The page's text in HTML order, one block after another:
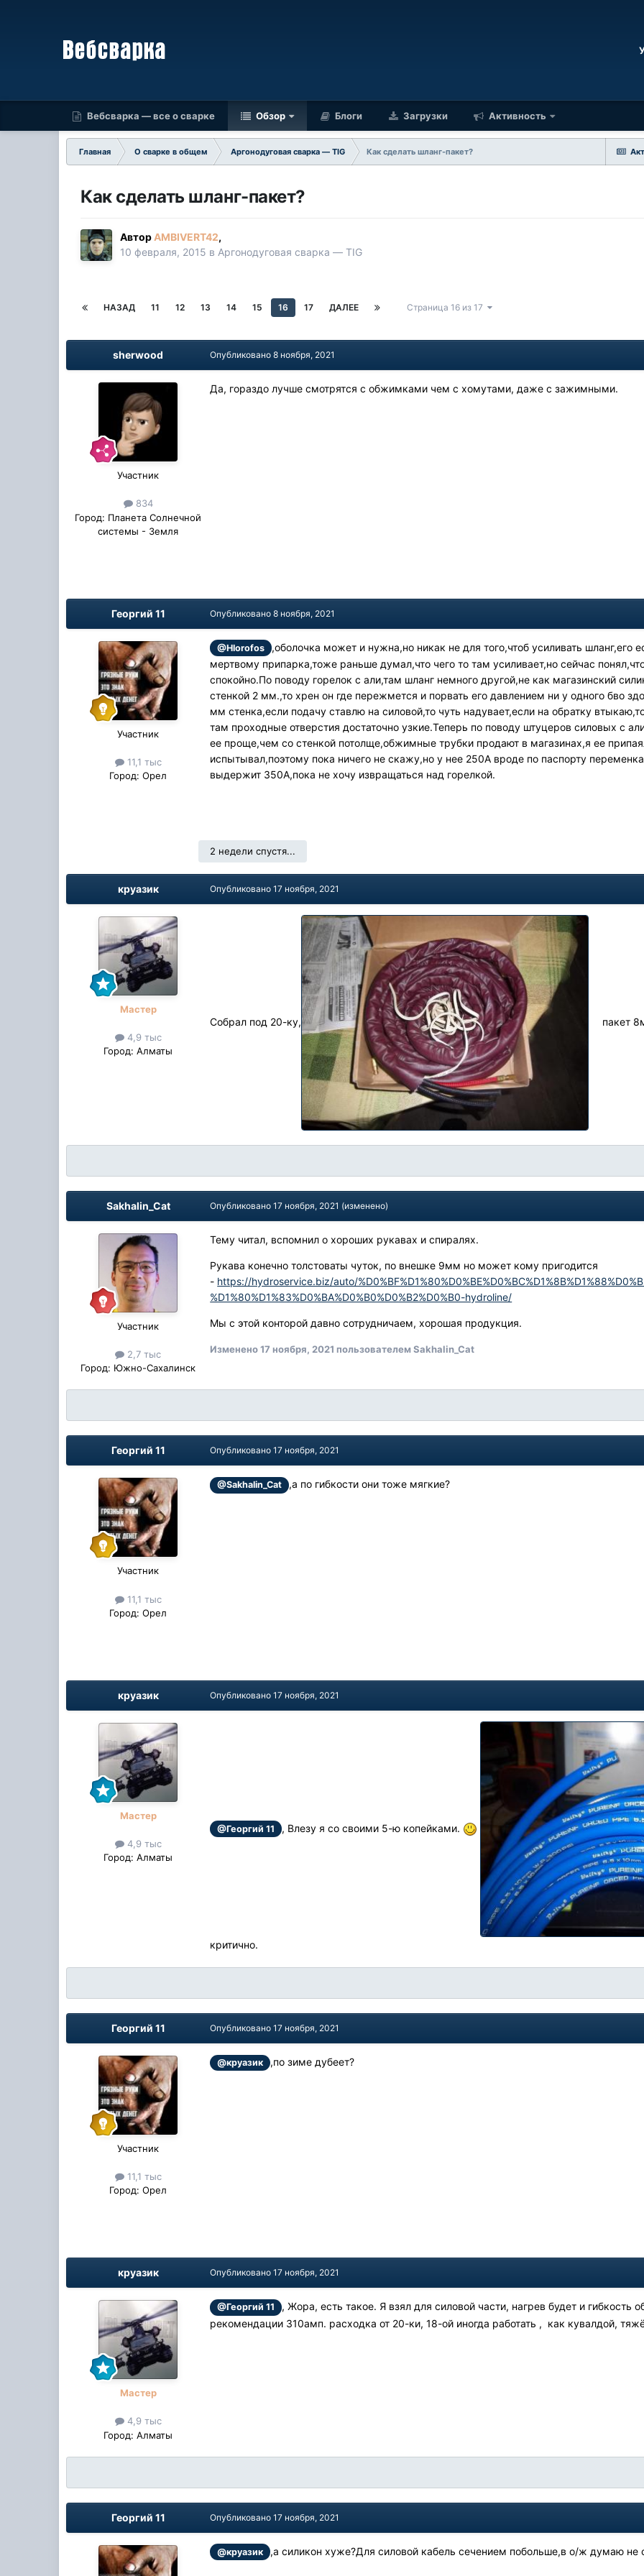
Вебсварка — все о сварке Обзор Блоги Загрузки Активность
Главная О сварке в общем Аргонодуговая сварка — TIG Как сделать шланг-пакет?
Как сделать шланг-пакет?
Автор AMBIVERT42,
10 февраля, 2015 в Аргонодуговая сварка — TIG
НАЗАД 11 12 13 14 15 16 17 ДАЛЕЕ Страница 16 из 17
sherwood
Участник
834
Город: Планета Солнечной
системы - Земля
Опубликовано8 ноября, 2021
Да, гораздо лучше смотрятся с обжимками чем с хомутами, даже с зажимными.
Георгий 11
Участник
11,1 тыс
Город: Орел
Опубликовано8 ноября, 2021
@Hlorofos
,оболочка может и нужна,но никак не для того,чтоб усиливать шланг,его
мертвому припарка,тоже раньше думал,что чего то там усиливает,но сейчас
спокойно.По поводу горелок с али,там шланг немного другой,не как магазинский
стенкой 2 мм.,то хрен он где пережмется и порвать его давлением ни у одного бво
мм стенка,если подачу ставлю на силовой,то чуть надувает,если на обратку
там проходные отверстия достаточно узкие.Теперь по поводу штуцеров силовых с
ее проще,чем со стенкой потолще,обжимные трубки продают в магазинах,я ее
испытывал,поэтому пока ничего не скажу,но у нее 250А вроде по паспорту
выдержит 350А,пока не хочу извращаться над горелкой.
2 недели спустя...
круазик
Мастер
4,9 тыс
Город: Алматы
Опубликовано17 ноября, 2021
Собрал под 20-ку, пакет
Sakhalin_Cat
Участник
2,7 тыс
Город: Южно-Сахалинск
Опубликовано17 ноября, 2021 (изменено)
Тему читал, вспомнил о хороших рукавах и спиралях.
Рукава конечно толстоваты чуток, по внешке 9мм но может кому пригодится
- https://hydroservice.biz/auto/
%D1%80%D1%83%D0%BA%D0%B0%D0%B2%D0%B0-hydroline/
Мы с этой конторой давно сотрудничаем, хорошая продукция.
Изменено17 ноября, 2021 пользователем Sakhalin_Cat
Георгий 11
Участник
11,1 тыс
Город: Орел
Опубликовано17 ноября, 2021
@Sakhalin_Cat ,а по гибкости они тоже мягкие?
круазик
Мастер
4,9 тыс
Город: Алматы
Опубликовано17 ноября, 2021
@Георгий 11 , Влезу я со своими 5-ю копейками.
критично.
Георгий 11
Участник
11,1 тыс
Город: Орел
Опубликовано17 ноября, 2021
@круазик ,по зиме дубеет?
круазик
Мастер
4,9 тыс
Город: Алматы
Опубликовано17 ноября, 2021
@Георгий 11
, Жора, есть такое. Я взял для силовой части, нагрев будет и гибкость
рекомендации 310амп. расходка от 20-ки, 18-ой иногда работать , как кувалдой,
Георгий 11 Опубликовано17 ноября, 2021
@круазик ,а силикон хуже?Для силовой кабель сечением побольше,в о/ж думаю не